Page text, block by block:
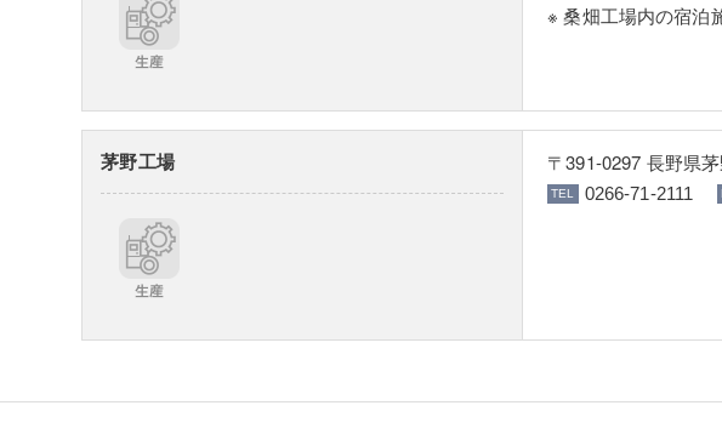
※ 桑畑工場内の宿泊
茅野工場 〒391-0297 長野県
0266-71-2111